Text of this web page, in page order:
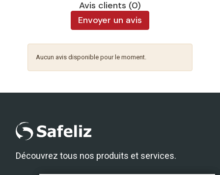
Avis clients (0)
Envoyer un avis
Aucun avis disponible pour le moment.
Découvrez tous nos produits et services.